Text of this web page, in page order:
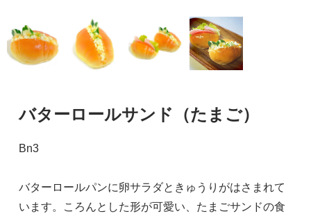
バターロールサンド（たまご）
Bn3
バターロールパンに卵サラダときゅうりがはさまれて
います。ころんとした形が可愛い、たまごサンドの食